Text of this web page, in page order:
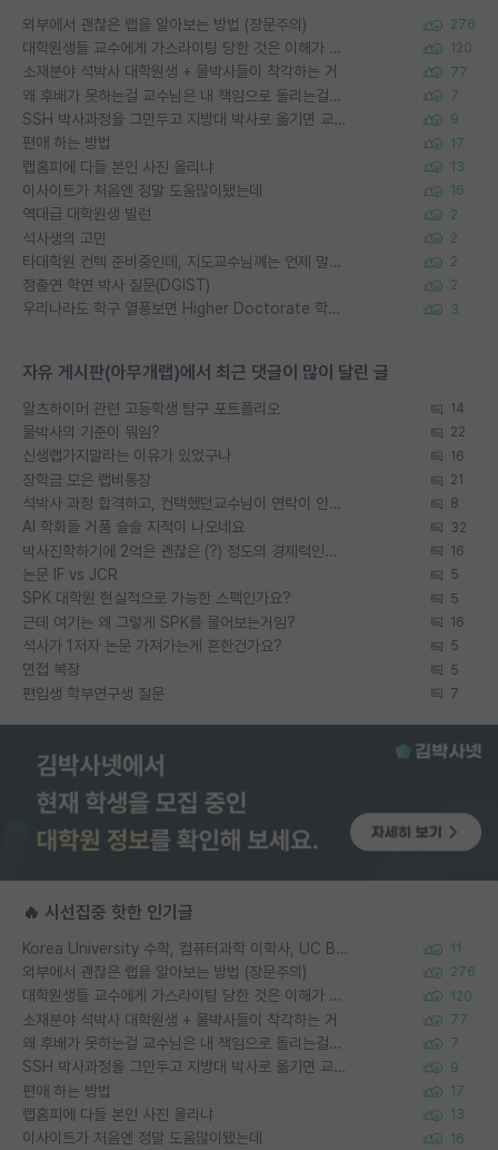
외부에서 괜찮은 랩을 알아보는 방법 (장문주의) 276
대학원생들 교수에게 가스라이팅 당한 것은 이해가 갑니다. 안타깝네요. 120
소재분야 석박사 대학원생 + 물박사들이 착각하는 거 77
왜 후배가 못하는걸 교수님은 내 책임으로 돌리는걸까요? 7
SSH 박사과정을 그만두고 지방대 박사로 옮기면 교수의 꿈은 끝일까요? 9
편애 하는 방법 17
랩홈피에 다들 본인 사진 올리냐 13
이사이트가 처음엔 정말 도움많이됐는데 16
역대급 대학원생 빌런 2
석사생의 고민 2
타대학원 컨텍 준비중인데, 지도교수님께는 언제 말씀드려야 할까요? 2
정출연 학연 박사 질문(DGIST) 2
우리나라도 학구 열풍보면 Higher Doctorate 학위가 필요하다고 봅니다. 3
자유 게시판(아무개랩)에서 최근 댓글이 많이 달린 글
알츠하이머 관련 고등학생 탐구 포트폴리오 14
물박사의 기준이 뭐임? 22
신생랩가지말라는 이유가 있었구나 16
장학금 모은 랩비통장 21
석박사 과정 합격하고, 컨택했던교수님이 연락이 안됩니다... 8
AI 학회들 거품 슬슬 지적이 나오네요 32
박사진학하기에 2억은 괜찮은 (?) 정도의 경제력인가요 16
논문 IF vs JCR 5
SPK 대학원 현실적으로 가능한 스펙인가요? 5
근데 여기는 왜 그렇게 SPK를 물어보는거임? 16
석사가 1저자 논문 가져가는게 흔한건가요? 5
면접 복장 5
편입생 학부연구생 질문 7
🔥 시선집중 핫한 인기글
Korea University 수학, 컴퓨터과학 이학사, UC Berkeley 산업공학 대학원 공학박사가 되는 것은 쉽지 않겠죠? 11
외부에서 괜찮은 랩을 알아보는 방법 (장문주의) 276
대학원생들 교수에게 가스라이팅 당한 것은 이해가 갑니다. 안타깝네요. 120
소재분야 석박사 대학원생 + 물박사들이 착각하는 거 77
왜 후배가 못하는걸 교수님은 내 책임으로 돌리는걸까요? 7
SSH 박사과정을 그만두고 지방대 박사로 옮기면 교수의 꿈은 끝일까요? 9
편애 하는 방법 17
랩홈피에 다들 본인 사진 올리냐 13
이사이트가 처음엔 정말 도움많이됐는데 16